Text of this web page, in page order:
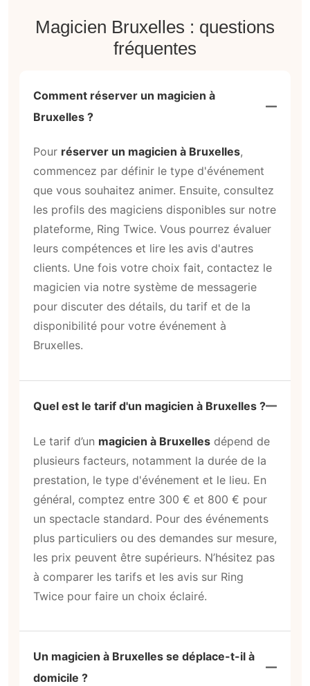
Magicien Bruxelles : questions
fréquentes
Comment réserver un magicien à
Bruxelles ?
Pour réserver un magicien à Bruxelles,
commencez par définir le type d'événement
que vous souhaitez animer. Ensuite, consultez
les profils des magiciens disponibles sur notre
plateforme, Ring Twice. Vous pourrez évaluer
leurs compétences et lire les avis d'autres
clients. Une fois votre choix fait, contactez le
magicien via notre système de messagerie
pour discuter des détails, du tarif et de la
disponibilité pour votre événement à
Bruxelles.
Quel est le tarif d'un magicien à Bruxelles ?
Le tarif d’un magicien à Bruxelles dépend de
plusieurs facteurs, notamment la durée de la
prestation, le type d'événement et le lieu. En
général, comptez entre 300 € et 800 € pour
un spectacle standard. Pour des événements
plus particuliers ou des demandes sur mesure,
les prix peuvent être supérieurs. N’hésitez pas
à comparer les tarifs et les avis sur Ring
Twice pour faire un choix éclairé.
Un magicien à Bruxelles se déplace-t-il à
domicile ?